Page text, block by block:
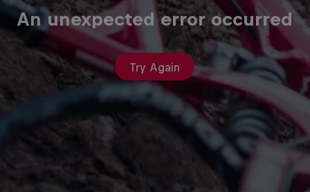
An unexpected error occurred
Try Again